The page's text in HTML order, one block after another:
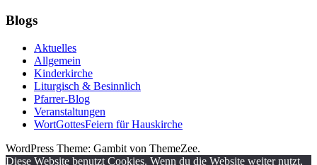
Blogs
Aktuelles
Allgemein
Kinderkirche
Liturgisch & Besinnlich
Pfarrer-Blog
Veranstaltungen
WortGottesFeiern für Hauskirche
WordPress Theme: Gambit von ThemeZee.
Diese Website benutzt Cookies. Wenn du die Website weiter nutzt,